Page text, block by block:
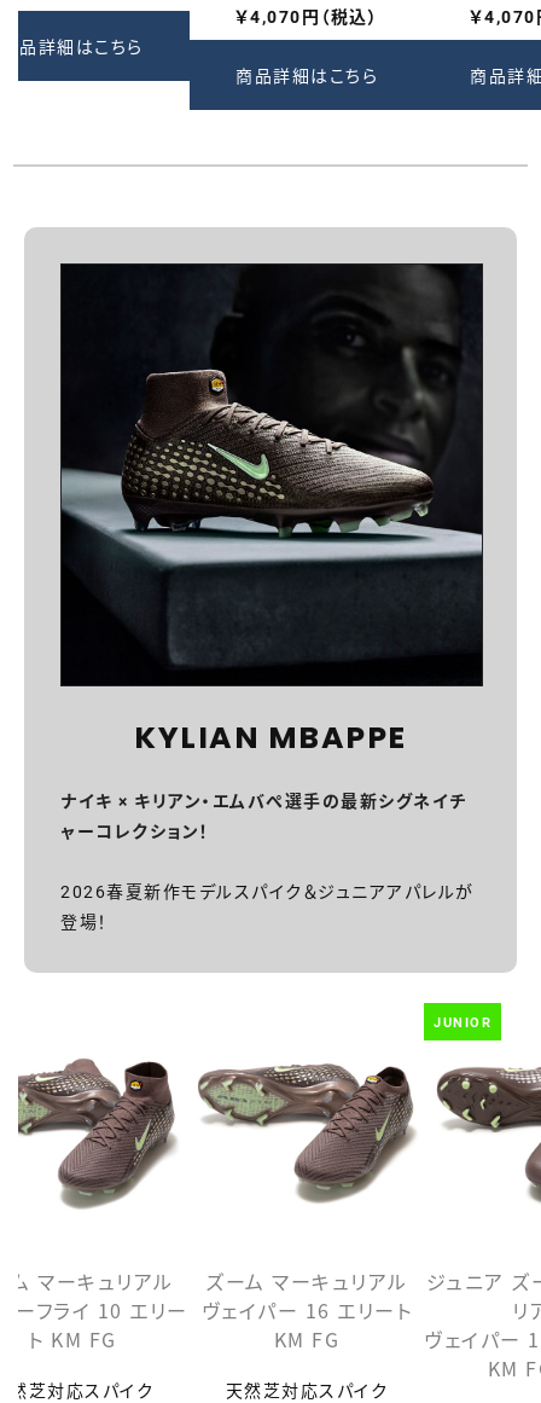
商品詳細はこちら
￥4,070円（税込）
商品詳細はこちら
￥4,070
商品詳
KYLIAN MBAPPE
ナイキ × キリアン・エムバぺ選手の最新シグネイチ
ャーコレクション！
2026春夏新作モデルスパイク＆ジュニアアパレルが
登場！
ム マーキュリアル
ーフライ 10 エリー
ト KM FG
然芝対応スパイク
ズーム マーキュリアル
ヴェイパー 16 エリート
KM FG
天然芝対応スパイク
JUNIOR
ジュニア ズ
リ
ヴェイパー
KM